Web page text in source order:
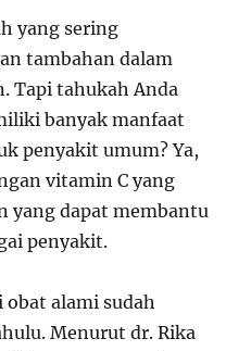
yang sering
tambahan dalam
Tapi tahukah Anda
banyak manfaat
penyakit umum? Ya,
vitamin C yang
yang dapat membantu
penyakit.
obat alami sudah
Menurut dr. Rika